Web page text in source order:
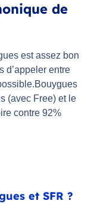
de
est assez bon
d’appeler entre
(avec Free) et le
contre 92%
et SFR ?